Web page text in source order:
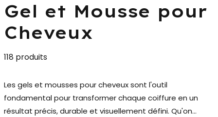
Gel et Mousse pour
Cheveux
118 produits
Les gels et mousses pour cheveuxsont l'outil
fondamental pour transformer chaque coiffure en un
résultat précis, durable et visuellement défini. Qu'on